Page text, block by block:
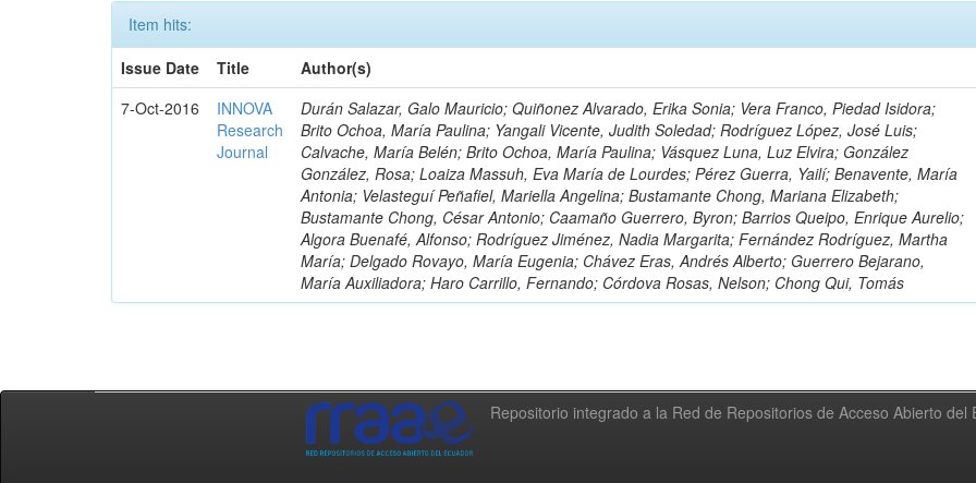
Item hits:
Issue Date
Title
Author(s)
7-Oct-2016
INNOVA
Research
Journal
Durán Salazar, Galo Mauricio; Quiñonez Alvarado, Erika Sonia; Vera Franco, Piedad Isidora;
Brito Ochoa, María Paulina; Yangali Vicente, Judith Soledad; Rodríguez López, José Luis;
Calvache, María Belén; Brito Ochoa, María Paulina; Vásquez Luna, Luz Elvira; González
González, Rosa; Loaiza Massuh, Eva María de Lourdes; Pérez Guerra, Yailí; Benavente, María
Antonia; Velasteguí Peñafiel, Mariella Angelina; Bustamante Chong, Mariana Elizabeth;
Bustamante Chong, César Antonio; Caamaño Guerrero, Byron; Barrios Queipo, Enrique Aurelio;
Algora Buenafé, Alfonso; Rodríguez Jiménez, Nadia Margarita; Fernández Rodríguez, Martha
María; Delgado Rovayo, María Eugenia; Chávez Eras, Andrés Alberto; Guerrero Bejarano,
María Auxiliadora; Haro Carrillo, Fernando; Córdova Rosas, Nelson; Chong Qui, Tomás
Repositorio integrado a la Red de Repositorios de Acceso Abierto del